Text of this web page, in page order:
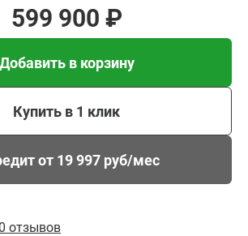
599 900 ₽
Добавить в корзину
Купить в 1 клик
от 19 997 руб/мес
0 отзывов